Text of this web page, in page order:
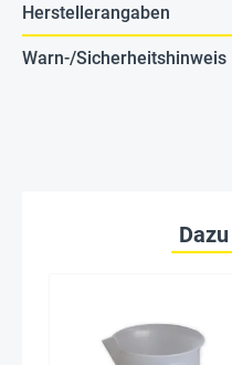
Herstellerangaben
Warn-/Sicherheitshinweis